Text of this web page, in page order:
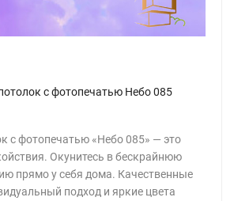
с фотопечатью Небо 085
с фотопечатью «Небо 085» — это
Окунитесь в бескрайнюю
прямо у себя дома. Качественные
подход и яркие цвета